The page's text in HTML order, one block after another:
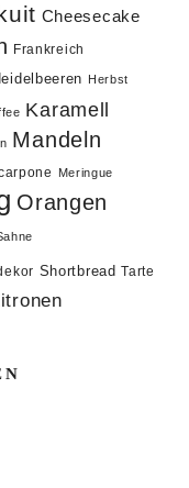
Cheesecake
Frankreich
Herbst
Karamell
Mandeln
Meringue
Orangen
Shortbread Tarte